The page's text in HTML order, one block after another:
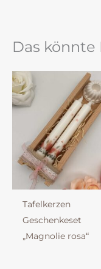
Das könnte
Tafelkerzen
Geschenkeset
„Magnolie rosa“